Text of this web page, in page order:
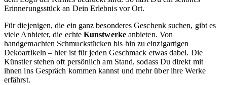
Erinnerungsstück an Dein Erlebnis vor Ort.
Für diejenigen, die ein ganz besonderes Geschenk suchen, gibt es
viele Anbieter, die echteKunstwerkeanbieten. Von
handgemachten Schmuckstücken bis hin zu einzigartigen
Dekoartikeln – hier ist für jeden Geschmack etwas dabei. Die
Künstler stehen oft persönlich am Stand, sodass Du direkt mit
ihnen ins Gespräch kommen kannst und mehr über ihre Werke
erfährst.